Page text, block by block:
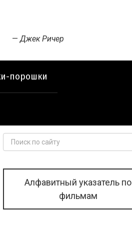
—Джек Ричер
порошки
Поиск:
Алфавитный указатель по
фильмам